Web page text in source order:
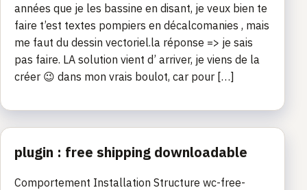
années que je les bassine en disant, je veux bien te
faire t’est textes pompiers en décalcomanies , mais
me faut du dessin vectoriel.la réponse => je sais
pas faire. LA solution vient d’ arriver, je viens de la
créer 😉 dans mon vrais boulot, car pour […]
plugin : free shipping downloadable
Comportement Installation Structure wc-free-